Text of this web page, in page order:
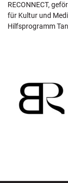
RECONNECT,
für Kultur und
Hilfsprogramm